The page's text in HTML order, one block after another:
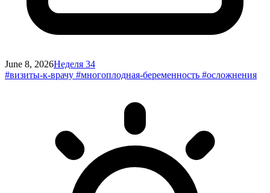
June 8, 2026Неделя 34
#визиты-к-врачу #многоплодная-беременность #осложнения